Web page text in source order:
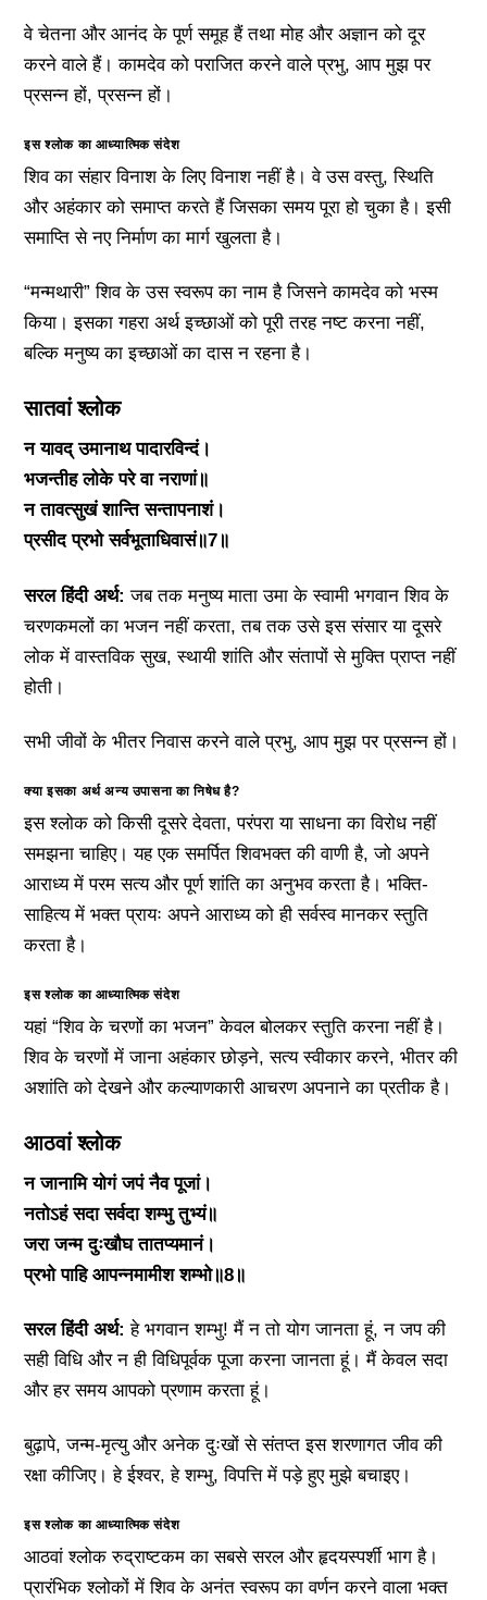
वे चेतना और आनंद के पूर्ण समूह हैं तथा मोह और अज्ञान को दूर
करने वाले हैं। कामदेव को पराजित करने वाले प्रभु, आप मुझ पर
प्रसन्न हों, प्रसन्न हों।
इस श्लोक का आध्यात्मिक संदेश
शिव का संहार विनाश के लिए विनाश नहीं है। वे उस वस्तु, स्थिति
और अहंकार को समाप्त करते हैं जिसका समय पूरा हो चुका है। इसी
समाप्ति से नए निर्माण का मार्ग खुलता है।
“मन्मथारी” शिव के उस स्वरूप का नाम है जिसने कामदेव को भस्म
किया। इसका गहरा अर्थ इच्छाओं को पूरी तरह नष्ट करना नहीं,
बल्कि मनुष्य का इच्छाओं का दास न रहना है।
सातवां श्लोक
न यावद् उमानाथ पादारविन्दं।
भजन्तीह लोके परे वा नराणां॥
न तावत्सुखं शान्ति सन्तापनाशं।
प्रसीद प्रभो सर्वभूताधिवासं॥7॥
सरल हिंदी अर्थ: जब तक मनुष्य माता उमा के स्वामी भगवान शिव के
चरणकमलों का भजन नहीं करता, तब तक उसे इस संसार या दूसरे
लोक में वास्तविक सुख, स्थायी शांति और संतापों से मुक्ति प्राप्त नहीं
होती।
सभी जीवों के भीतर निवास करने वाले प्रभु, आप मुझ पर प्रसन्न हों।
क्या इसका अर्थ अन्य उपासना का निषेध है?
इस श्लोक को किसी दूसरे देवता, परंपरा या साधना का विरोध नहीं
समझना चाहिए। यह एक समर्पित शिवभक्त की वाणी है, जो अपने
आराध्य में परम सत्य और पूर्ण शांति का अनुभव करता है। भक्ति-
साहित्य में भक्त प्रायः अपने आराध्य को ही सर्वस्व मानकर स्तुति
करता है।
इस श्लोक का आध्यात्मिक संदेश
यहां “शिव के चरणों का भजन” केवल बोलकर स्तुति करना नहीं है।
शिव के चरणों में जाना अहंकार छोड़ने, सत्य स्वीकार करने, भीतर की
अशांति को देखने और कल्याणकारी आचरण अपनाने का प्रतीक है।
आठवां श्लोक
न जानामि योगं जपं नैव पूजां।
नतोऽहं सदा सर्वदा शम्भु तुभ्यं॥
जरा जन्म दुःखौघ तातप्यमानं।
प्रभो पाहि आपन्नमामीश शम्भो॥8॥
सरल हिंदी अर्थ: हे भगवान शम्भु! मैं न तो योग जानता हूं, न जप की
सही विधि और न ही विधिपूर्वक पूजा करना जानता हूं। मैं केवल सदा
और हर समय आपको प्रणाम करता हूं।
बुढ़ापे, जन्म-मृत्यु और अनेक दुःखों से संतप्त इस शरणागत जीव की
रक्षा कीजिए। हे ईश्वर, हे शम्भु, विपत्ति में पड़े हुए मुझे बचाइए।
इस श्लोक का आध्यात्मिक संदेश
आठवां श्लोक रुद्राष्टकम का सबसे सरल और हृदयस्पर्शी भाग है।
प्रारंभिक श्लोकों में शिव के अनंत स्वरूप का वर्णन करने वाला भक्त